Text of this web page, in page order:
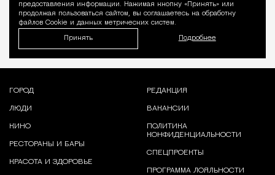
предоставления информации. Нажимая кнопку «Принять» или
продолжая пользоваться сайтом, вы соглашаетесь на обработку
файлов Cookie и данных метрических систем.
Принять Подробнее
ГОРОД
ЛЮДИ
КИНО
РЕСТОРАНЫ И БАРЫ
КРАСОТА И ЗДОРОВЬЕ
РЕДАКЦИЯ
ВАКАНСИИ
ПОЛИТИКА
КОНФИДЕНЦИАЛЬНОСТИ
СПЕЦПРОЕКТЫ
ПРОГРАММА ЛОЯЛЬНОСТИ